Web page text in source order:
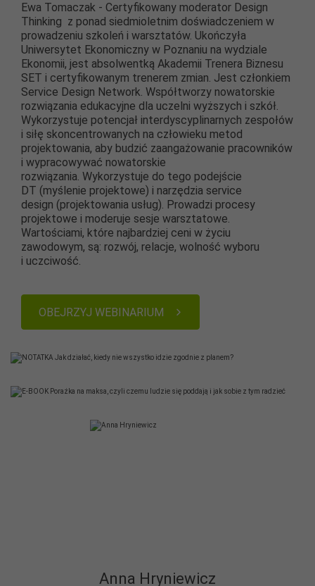
Ewa Tomaczak - Certyfikowany moderator Design
Thinking z ponad siedmioletnim doświadczeniem w
prowadzeniu szkoleń i warsztatów. Ukończyła
Uniwersytet Ekonomiczny w Poznaniu na wydziale
Ekonomii, jest absolwentką Akademii Trenera Biznesu
SET i certyfikowanym trenerem zmian. Jest członkiem
Service Design Network. Współtworzy nowatorskie
rozwiązania edukacyjne dla uczelni wyższych i szkół.
Wykorzystuje potencjał interdyscyplinarnych zespołów
i siłę skoncentrowanych na człowieku metod
projektowania, aby budzić zaangażowanie pracowników
i wypracowywać nowatorskie
rozwiązania. Wykorzystuje do tego podejście
DT (myślenie projektowe) i narzędzia service
design (projektowania usług). Prowadzi procesy
projektowe i moderuje sesje warsztatowe.
Wartościami, które najbardziej ceni w życiu
zawodowym, są: rozwój, relacje, wolność wyboru
i uczciwość.
OBEJRZYJ WEBINARIUM
Anna Hryniewicz